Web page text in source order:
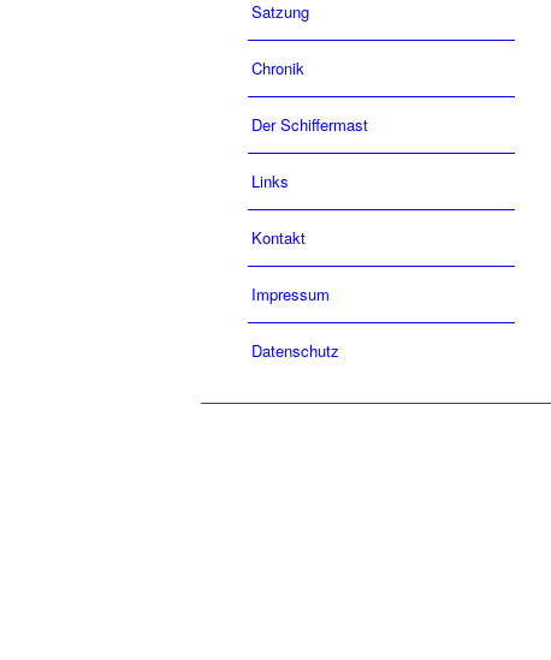
Satzung
Chronik
Der Schiffermast
Links
Kontakt
Impressum
Datenschutz